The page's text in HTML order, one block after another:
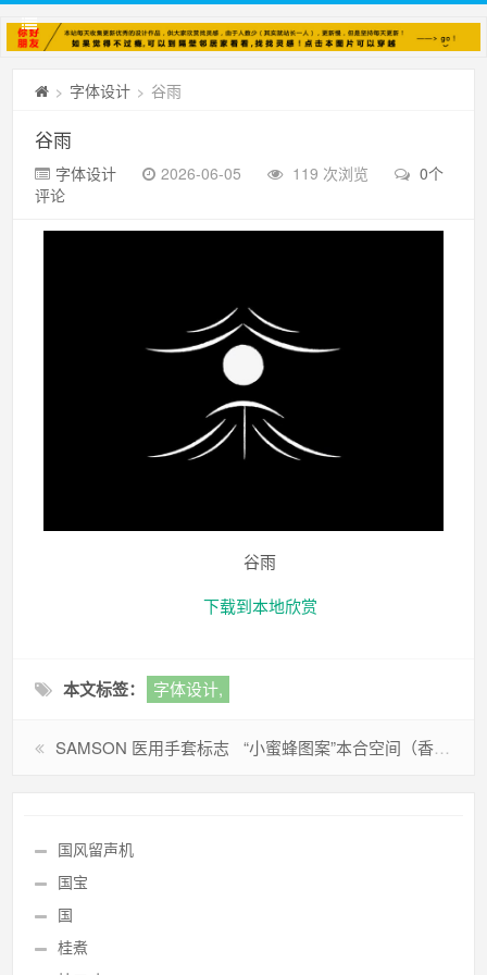
> 字体设计 > 谷雨
谷雨
字体设计 2026-06-05 119 次浏览
0个
评论
谷雨
下载到本地欣赏
本文标签： 字体设计,
SAMSON 医用手套标志 “小蜜蜂图案”本合空间（香港）设计工程有限公司标志
国风留声机
国宝
国
桂煮